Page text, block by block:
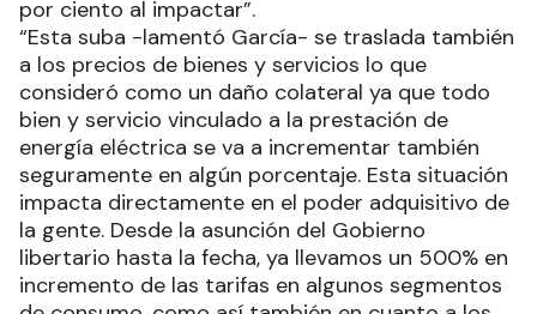
por ciento al impactar”.
“Esta suba -lamentó García- se traslada también
a los precios de bienes y servicios lo que
consideró como un daño colateral ya que todo
bien y servicio vinculado a la prestación de
energía eléctrica se va a incrementar también
seguramente en algún porcentaje. Esta situación
impacta directamente en el poder adquisitivo de
la gente. Desde la asunción del Gobierno
libertario hasta la fecha, ya llevamos un 500% en
incremento de las tarifas en algunos segmentos